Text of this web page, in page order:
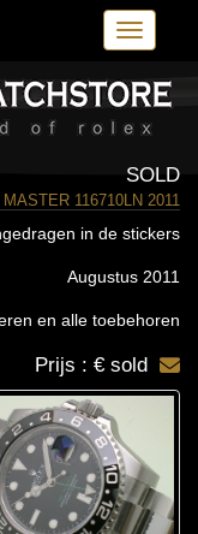
Toggle
SOLD
116710LN 2011
in de stickers
Augustus 2011
en alle toebehoren
Prijs : € sold